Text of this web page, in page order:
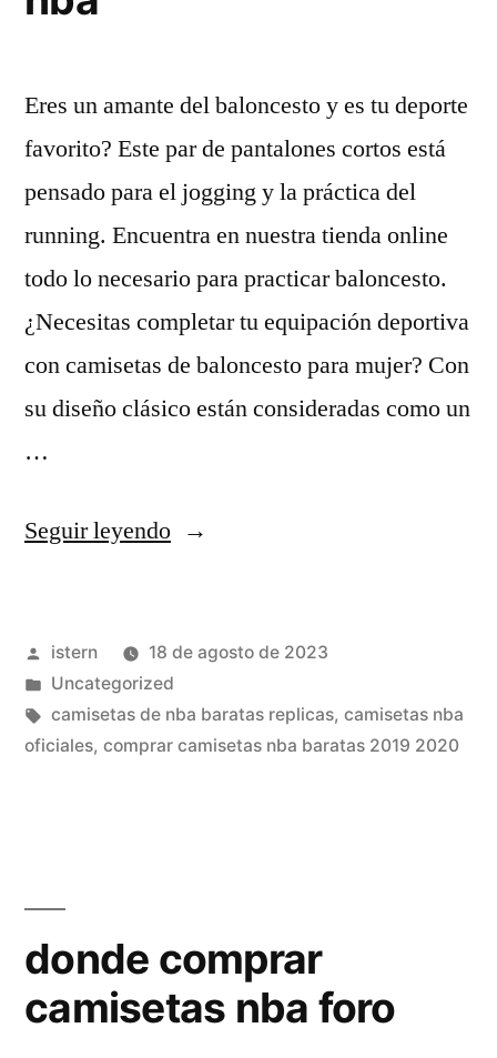
Eres un amante del baloncesto y es tu deporte
favorito? Este par de pantalones cortos está
pensado para el jogging y la práctica del
running. Encuentra en nuestra tienda online
todo lo necesario para practicar baloncesto.
¿Necesitas completar tu equipación deportiva
con camisetas de baloncesto para mujer? Con
su diseño clásico están consideradas como un
…
Seguir leyendo«mejores
camisetas
nba»
Publicado
por
istern
18 de agosto de 2023
Publicado
en
Uncategorized
Etiquetas:
camisetas de nba baratas replicas, camisetas nba
oficiales, comprar camisetas nba baratas 2019 2020
donde comprar
camisetas nba foro